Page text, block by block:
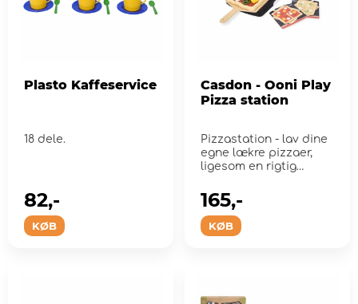
Plasto Kaffeservice
18 dele.
KØB
82,-
Casdon - Ooni Play
Pizza station
Pizzastation - lav dine
egne lækre pizzaer,
ligesom en rigtig
KØB
165,-